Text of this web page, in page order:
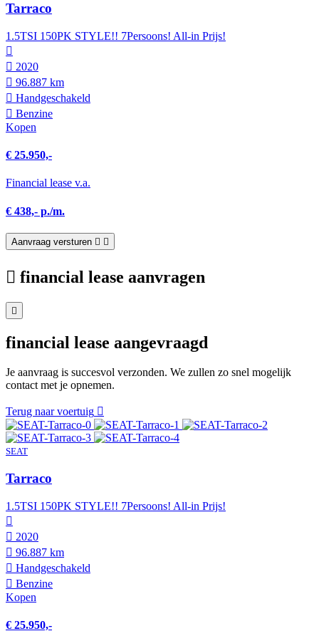
Tarraco
1.5TSI 150PK STYLE!! 7Persoons! All-in Prijs!
2020
96.887 km
Hand­geschakeld
Benzine
Kopen
€ 25.950,-
Financial lease v.a.
€ 438,- p./m.
Aanvraag versturen
financial lease aanvragen
financial lease aangevraagd
Je aanvraag is succesvol verzonden. We zullen zo snel mogelijk
contact met je opnemen.
Terug naar voertuig
SEAT
Tarraco
1.5TSI 150PK STYLE!! 7Persoons! All-in Prijs!
2020
96.887 km
Hand­geschakeld
Benzine
Kopen
€ 25.950,-